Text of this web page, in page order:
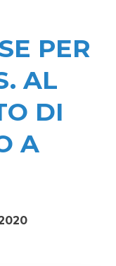
PER
AL
DI
A